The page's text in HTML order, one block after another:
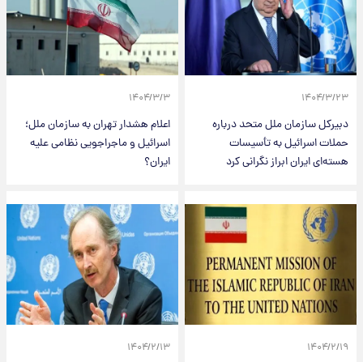
۱۴۰۴/۳/۲۳
دبیرکل سازمان ملل متحد درباره
حملات اسرائیل به تأسیسات
هسته‌ای ایران ابراز نگرانی کرد
۱۴۰۴/۳/۳
اعلام هشدار تهران به سازمان ملل؛
اسرائیل و ماجراجویی نظامی علیه
ایران؟
۱۴۰۴/۲/۱۹ ۱۴۰۴/۲/۱۳